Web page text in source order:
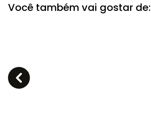
Você também vai gostar de: